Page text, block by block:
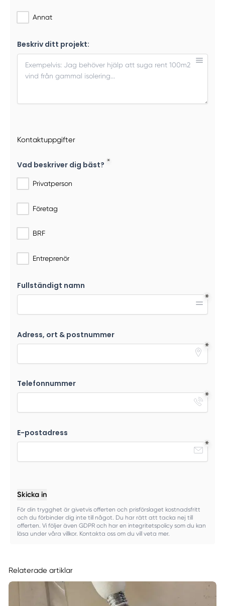
Annat
Beskriv ditt projekt:
Kontaktuppgifter
Vad beskriver dig bäst?
Privatperson
Företag
BRF
Entreprenör
Fullständigt namn
Adress, ort & postnummer
Telefonnummer
E-postadress
Skicka in
För din trygghet är givetvis offerten och prisförslaget kostnadsfritt
och du förbinder dig inte till något. Du har rätt att tacka nej till
offerten. Vi följer även GDPR och har en integritetspolicy som du kan
läsa under våra villkor. Kontakta oss om du vill veta mer.
Relaterade artiklar